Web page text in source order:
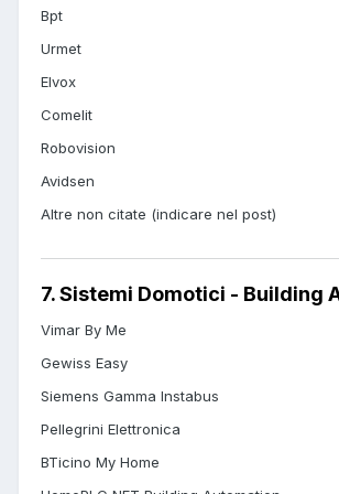
Bpt
Urmet
Elvox
Comelit
Robovision
Avidsen
Altre non citate (indicare nel post)
7. Sistemi Domotici - Building
Vimar By Me
Gewiss Easy
Siemens Gamma Instabus
Pellegrini Elettronica
BTicino My Home